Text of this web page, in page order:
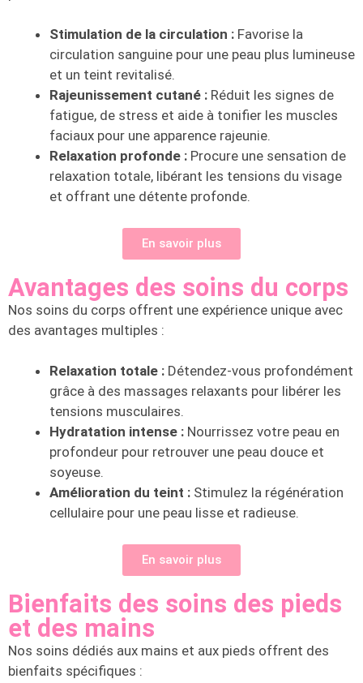
Stimulation de la circulation : Favorise la
circulation sanguine pour une peau plus lumineuse
et un teint revitalisé.
Rajeunissement cutané : Réduit les signes de
fatigue, de stress et aide à tonifier les muscles
faciaux pour une apparence rajeunie.
Relaxation profonde : Procure une sensation de
relaxation totale, libérant les tensions du visage
et offrant une détente profonde.
En savoir plus
Avantages des soins du corps
Nos soins du corps offrent une expérience unique avec
des avantages multiples :
Relaxation totale : Détendez-vous profondément
grâce à des massages relaxants pour libérer les
tensions musculaires.
Hydratation intense : Nourrissez votre peau en
profondeur pour retrouver une peau douce et
soyeuse.
Amélioration du teint : Stimulez la régénération
cellulaire pour une peau lisse et radieuse.
En savoir plus
Bienfaits des soins des pieds
et des mains
Nos soins dédiés aux mains et aux pieds offrent des
bienfaits spécifiques :